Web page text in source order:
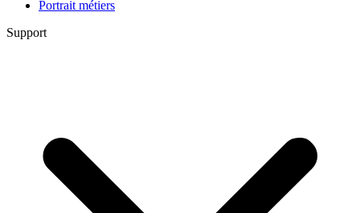
Portrait métiers
Support